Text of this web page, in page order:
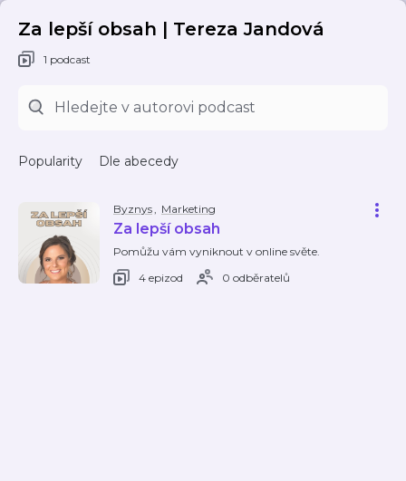
Za lepší obsah | Tereza Jandová
1 podcast
Popularity Dle abecedy
Byznys, Marketing
Za lepší obsah
Pomůžu vám vyniknout v online světe.
4 epizod
0 odběratelů